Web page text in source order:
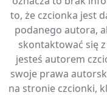
to, że czcionka jest
podanego autora,
skontaktować się
jesteś autorem
swoje prawa
na stronie czcionki,